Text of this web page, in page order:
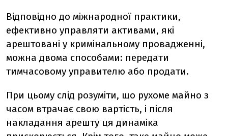
Відповідно до міжнародної практики,
ефективно управляти активами, які
арештовані у кримінальному провадженні,
можна двома способами: передати
тимчасовому управителю або продати.
При цьому слід розуміти, що рухоме майно з
часом втрачає свою вартість, і після
накладання арешту ця динаміка